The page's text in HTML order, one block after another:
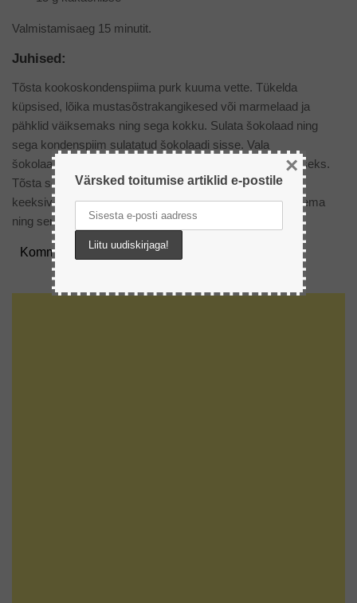
Valmistamisaeg 15 minutit.
Juhised:
Tõsta kookoskondenspiima purk kuuma vette. Tükelda
küpsised, lõika mustasõstrakangikesed või marmelaad ja
pähklid väiksemaks ning sega kokku. Sulata šokolaad ning
sega kondenspiim sulatatud šokolaadi sisse. Vala
šokolaadisegu küpsiste ja pähklite hulka ning sega ühtlaseks.
Tõsta segu toidukilesse, vormimiseks võid kasutada
keeksivormi. Pane Kirju Koera kangid külmikusse tahenema
ning serveeri viiludeks lõigatult.
Kommentaarid:
Värsked toitumise artiklid e-postile
×